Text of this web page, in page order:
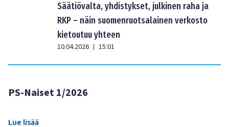
Säätiövalta, yhdistykset, julkinen raha ja
RKP – näin suomenruotsalainen verkosto
kietoutuu yhteen
10.04.2026 | 15:01
PS-Naiset 1/2026
Lue lisää